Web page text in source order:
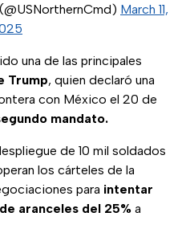
March 11,
una de las principales
Trump, quien declaró una
con México el 20 de
mandato.
de 10 mil soldados
los cárteles de la
para intentar
aranceles del 25% a